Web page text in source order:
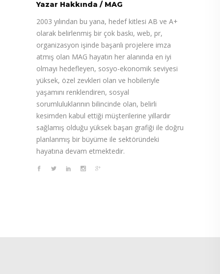
Yazar Hakkında / MAG
2003 yılından bu yana, hedef kitlesi AB ve A+
olarak belirlenmiş bir çok baskı, web, pr,
organizasyon işinde başarılı projelere imza
atmış olan MAG hayatın her alanında en iyi
olmayı hedefleyen, sosyo-ekonomik seviyesi
yüksek, özel zevkleri olan ve hobileriyle
yaşamını renklendiren, sosyal
sorumluluklarının bilincinde olan, belirli
kesimden kabul ettiği müşterilerine yıllardır
sağlamış olduğu yüksek başarı grafiği ile doğru
planlanmış bir büyüme ile sektöründeki
hayatına devam etmektedir.